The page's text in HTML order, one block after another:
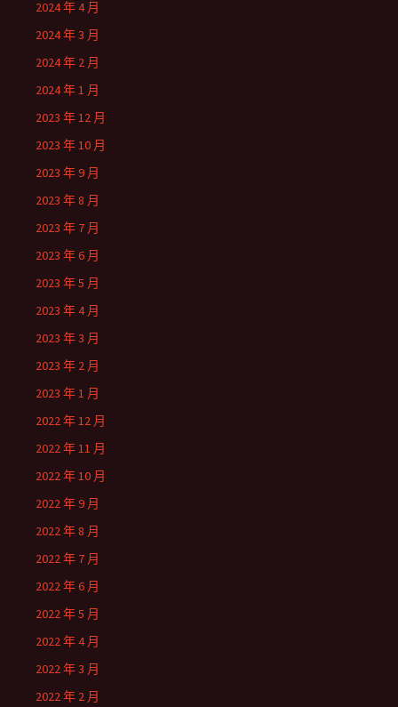
2024 年 4 月
2024 年 3 月
2024 年 2 月
2024 年 1 月
2023 年 12 月
2023 年 10 月
2023 年 9 月
2023 年 8 月
2023 年 7 月
2023 年 6 月
2023 年 5 月
2023 年 4 月
2023 年 3 月
2023 年 2 月
2023 年 1 月
2022 年 12 月
2022 年 11 月
2022 年 10 月
2022 年 9 月
2022 年 8 月
2022 年 7 月
2022 年 6 月
2022 年 5 月
2022 年 4 月
2022 年 3 月
2022 年 2 月